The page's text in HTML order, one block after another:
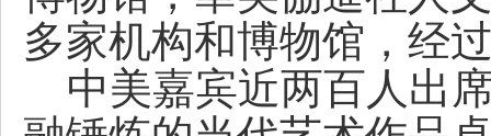
多家机构和博物馆，经
中美嘉宾近两百人出